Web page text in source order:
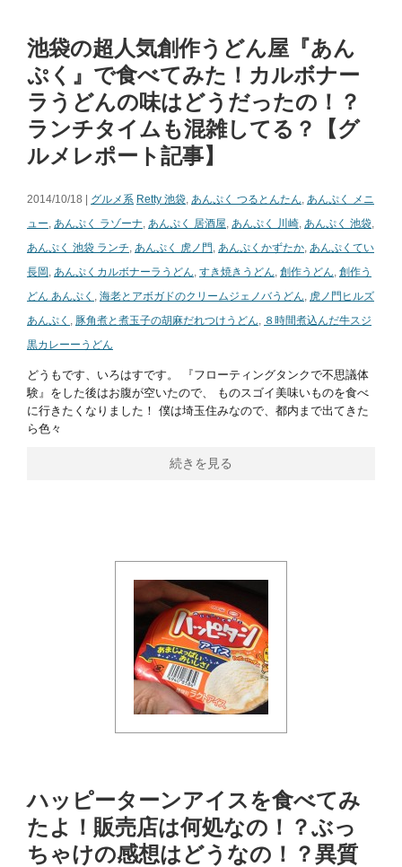
池袋の超人気創作うどん屋『あん
ぷく』で食べてみた！カルボナー
ラうどんの味はどうだったの！？
ランチタイムも混雑してる？【グ
ルメレポート記事】
2014/10/18 | グルメ系 Retty 池袋, あんぷく つるとんたん, あんぷく メニ
ュー, あんぷく ラゾーナ, あんぷく 居酒屋, あんぷく 川崎, あんぷく 池袋,
あんぷく 池袋 ランチ, あんぷく 虎ノ門, あんぷくかずたか, あんぷくてい
長岡, あんぷくカルボナーラうどん, すき焼きうどん, 創作うどん, 創作う
どん あんぷく , 海老とアボガドのクリームジェノバうどん, 虎ノ門ヒルズ
あんぷく , 豚角煮と煮玉子の胡麻だれつけうどん, ８時間煮込んだ牛スジ
黒カレーーうどん
どうもです、いろはすです。 『フローティングタンクで不思議体
験』をした後はお腹が空いたので、 ものスゴイ美味いものを食べ
に行きたくなりました！ 僕は埼玉住みなので、都内まで出てきた
ら色々
続きを見る
ハッピーターンアイスを食べてみ
たよ！販売店は何処なの！？ぶっ
ちゃけの感想はどうなの！？異質